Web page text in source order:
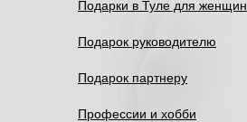
Подарки в Туле для женщин
Подарок руководителю
Подарок партнеру
Профессии и хобби